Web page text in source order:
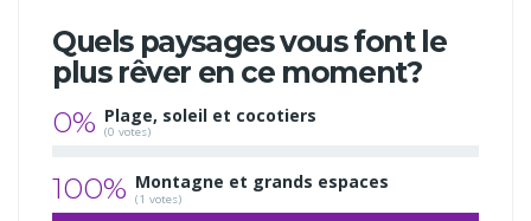
Quels paysages vous font le
plus rêver en ce moment?
0% Plage, soleil et cocotiers
(0 votes)
100% Montagne et grands espaces
(1 votes)